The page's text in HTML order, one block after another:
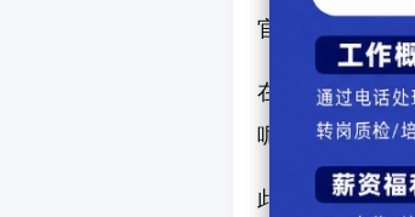
官方YouTube频
在社交平台X（
呢！？"、"很期
此外，也有用